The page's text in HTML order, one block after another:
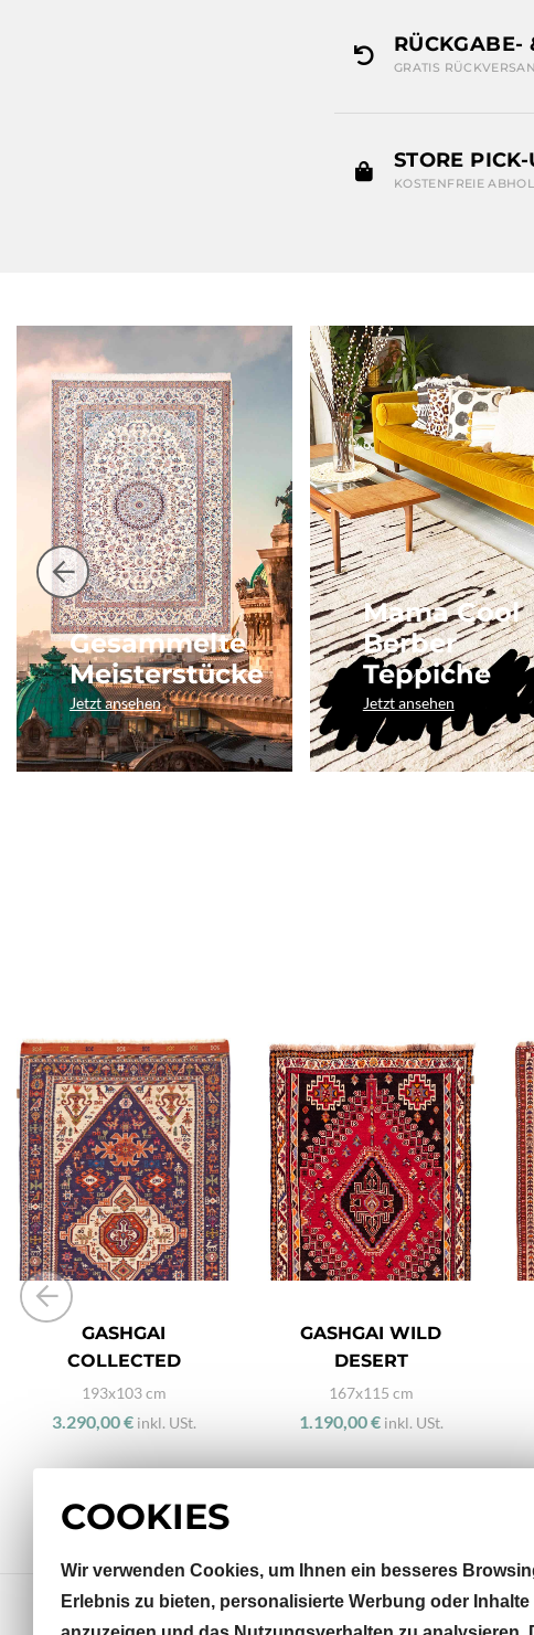
RÜCKGABE-
GRATIS
STORE
KOSTENFREIE
Gesammelte
Meisterstücke
Jetzt ansehen
Mama Cool
Berber
Teppiche
Jetzt ansehen
GASHGAI
COLLECTED
193x103 cm
3.290,00 € inkl. USt.
GASHGAI WILD
DESERT
167x115 cm
1.190,00 € inkl. USt.
COOKIES
Wir verwenden Cookies, um Ihnen ein besseres
Erlebnis zu bieten, personalisierte Werbung oder Inhalte